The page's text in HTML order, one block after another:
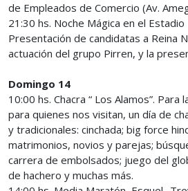
de Empleados de Comercio (Av.
21:30 hs. Noche Mágica en el Estadio
Presentación de candidatas a Reina
actuación del grupo Pirren, y la
Domingo 14
10:00 hs. Chacra “ Los Alamos”.
para quienes nos visitan, un día de
y tradicionales: cinchada; big force
matrimonios, novios y parejas;
carrera de embolsados; juego del
de hachero y muchas más.